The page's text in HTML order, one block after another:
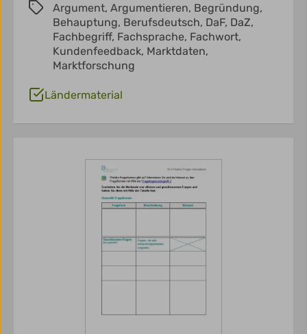
Argument, Argumentieren, Begründung,
Behauptung, Berufsdeutsch, DaF, DaZ,
Fachbegriff, Fachsprache, Fachwort,
Kundenfeedback, Marktdaten,
Marktforschung
Ländermaterial